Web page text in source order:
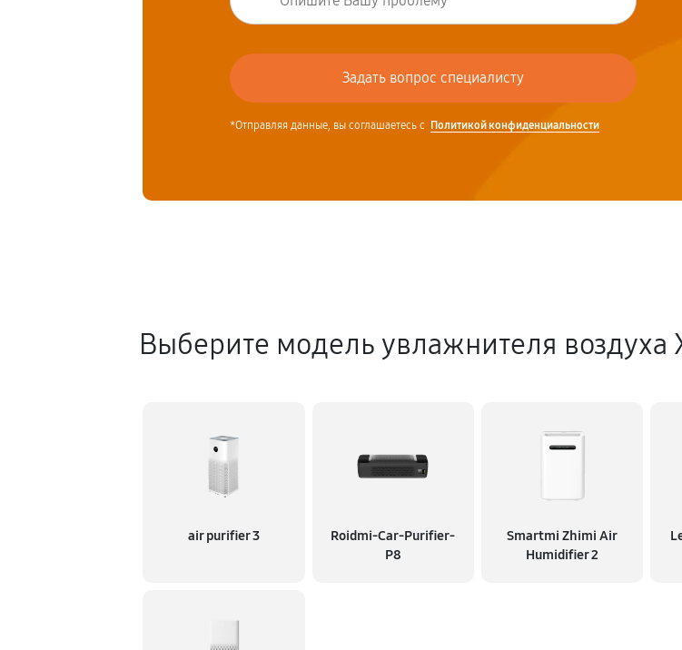
*Отправляя данные, вы соглашаетесь с Политикой конфиденциальности
Выберите модель увлажнителя воздуха
air purifier 3
Roidmi-Car-Purifier-
P8
Smartmi Zhimi Air
Humidifier 2